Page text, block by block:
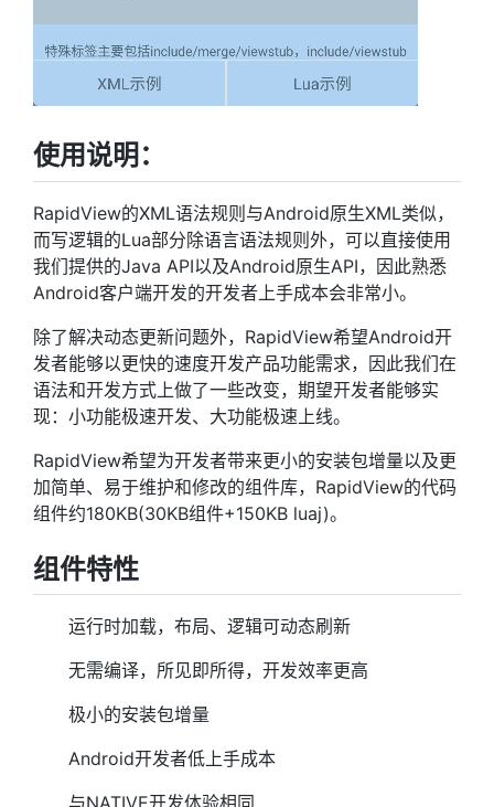
使用说明：
RapidView的XML语法规则与Android原生XML类似，
而写逻辑的Lua部分除语言语法规则外，可以直接使用
我们提供的Java API以及Android原生API，因此熟悉
Android客户端开发的开发者上手成本会非常小。
除了解决动态更新问题外，RapidView希望Android开
发者能够以更快的速度开发产品功能需求，因此我们在
语法和开发方式上做了一些改变，期望开发者能够实
现：小功能极速开发、大功能极速上线。
RapidView希望为开发者带来更小的安装包增量以及更
加简单、易于维护和修改的组件库，RapidView的代码
组件约180KB(30KB组件+150KB luaj)。
组件特性
运行时加载，布局、逻辑可动态刷新
无需编译，所见即所得，开发效率更高
极小的安装包增量
Android开发者低上手成本
与NATIVE开发体验相同